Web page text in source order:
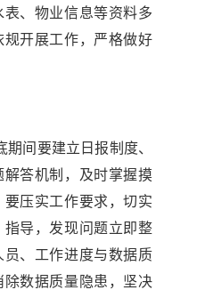
、物业信息等资料多
规开展工作，严格做好
间要建立日报制度、
答机制，及时掌握摸
压实工作要求，切实
导，发现问题立即整
、工作进度与数据质
数据质量隐患，坚决